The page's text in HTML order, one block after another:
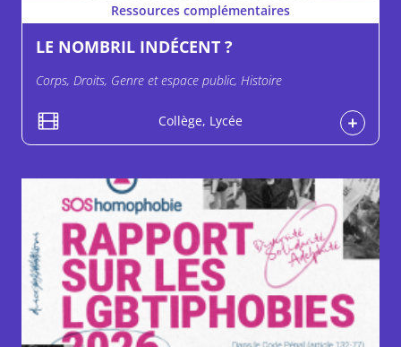
Ressources complémentaires
LE NOMBRIL INDÉCENT ?
Corps, Droits, Genre et espace public, Histoire
Collège, Lycée